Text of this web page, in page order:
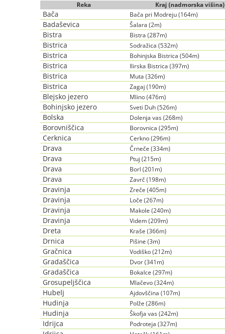
Reka Kraj (nadmorska višina)
Bača Bača pri Modreju (164m)
Badaševica
Šalara (2m)
Bistra
Bistra (287m)
Bistrica
Sodražica (532m)
Bistrica
Bohinjska Bistrica (504m)
Bistrica
Ilirska Bistrica (397m)
Bistrica
Muta (326m)
Bistrica
Zagaj (190m)
Blejsko jezero
Mlino (476m)
Bohinjsko jezero
Sveti Duh (526m)
Bolska
Dolenja vas (268m)
Borovniščica
Borovnica (295m)
Cerknica
Cerkno (296m)
Drava
Črneče (334m)
Drava
Ptuj (215m)
Drava
Borl (201m)
Drava
Zavrč (198m)
Dravinja
Zreče (405m)
Dravinja
Loče (267m)
Dravinja
Makole (240m)
Dravinja
Videm (209m)
Dreta
Kraše (366m)
Drnica
Pišine (3m)
Gračnica
Vodiško (212m)
Gradaščica
Dvor (341m)
Gradaščica
Bokalce (297m)
Grosupeljščica
Mlačevo (324m)
Hubelj
Ajdovščina (107m)
Hudinja
Polže (286m)
Hudinja
Škofja vas (242m)
Idrijca
Podroteja (327m)